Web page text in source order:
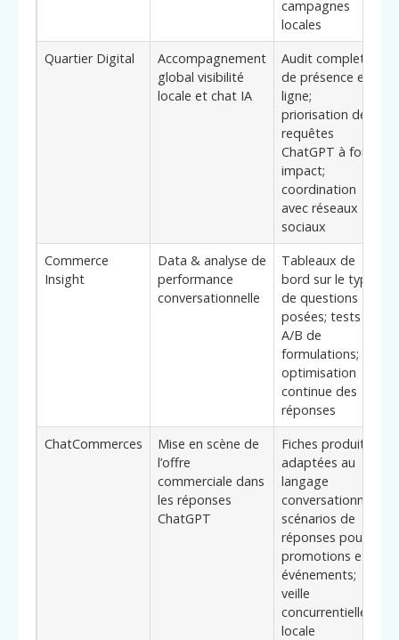
campagnes
locales
Quartier Digital
Accompagnement
global visibilité
locale et chat IA
Audit complet
de présence en
ligne;
priorisation des
requêtes
ChatGPT à fort
impact;
coordination
avec réseaux
sociaux
Commerce
Insight
Data & analyse de
performance
conversationnelle
Tableaux de
bord sur le type
de questions
posées; tests
A/B de
formulations;
optimisation
continue des
réponses
ChatCommerces
Mise en scène de
l’offre
commerciale dans
les réponses
ChatGPT
Fiches produits
adaptées au
langage
conversationnel;
scénarios de
réponses pour
promotions et
événements;
veille
concurrentielle
locale